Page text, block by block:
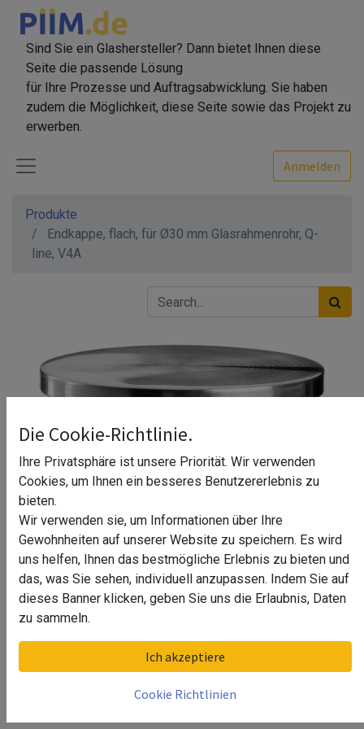
Sind Sie ein Glashersteller? Dann bietet Ihnen diese
Seite die passende Lösung
für Ihre Prozesse und Auftragsabwicklung. Sie haben
zudem die Möglichkeit, diese Seite sowie das Projekt zu
erwerben.
Anmelden
Produkte
Endkappe, flach, für Ø30 mm Glasrahmenrohr, Q-
line, V4A
Endkappe, flach, für Ø30 mm
Glasrahmenrohr, Q-line, V4A
Die Cookie-Richtlinie.
Ihre Privatsphäre ist unsere Priorität. Wir verwenden
Cookies, um Ihnen ein besseres Benutzererlebnis zu
bieten.
Wir verwenden sie, um Informationen über Ihre
Gewohnheiten auf unserer Website zu speichern. Es wird
uns helfen, Ihnen das bestmögliche Erlebnis zu bieten und
das, was Sie sehen, individuell anzupassen. Indem Sie auf
dieses Banner klicken, geben Sie uns die Erlaubnis, Daten
zu sammeln.
Ich akzeptiere
Cookie Richtlinien